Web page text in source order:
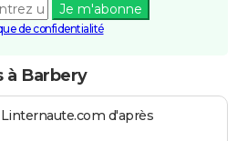
Je m'abonne
de confidentialité
à Barbery
d'après